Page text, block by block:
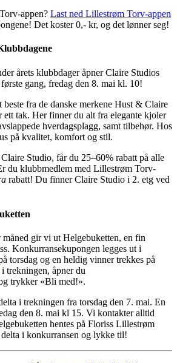
appen? Last ned Lillestrøm Torv-appen
Det koster 0,- kr, og det lønner seg!
årets klubbdager åpner Claire Studios
gang, fredag den 8. mai kl. 10!
beste fra de danske merkene Hust & Claire
ett tak. Her finner du alt fra elegante kjoler
hverdagsplagg, samt tilbehør. Hos
på kvalitet, komfort og stil.
Studio, får du 25–60% rabatt på alle
du klubbmedlem med Lillestrøm Torv-
rabatt! Du finner Claire Studio i 2. etg ved
måned gir vi ut Helgebuketten, en fin
Konkurransekupongen legges ut i
torsdag og en heldig vinner trekkes på
trekningen, åpner du
trykker «Bli med!».
i trekningen fra torsdag den 7. mai. En
den 8. mai kl 15. Vi kontakter alltid
hentes på Floriss Lillestrøm
i konkurransen og lykke til!